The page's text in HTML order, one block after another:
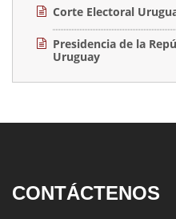
Corte Electoral
Presidencia de la
Uruguay
CONTÁCTENOS